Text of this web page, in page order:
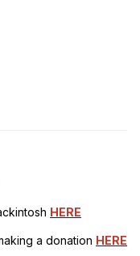
HERE
a donation HERE